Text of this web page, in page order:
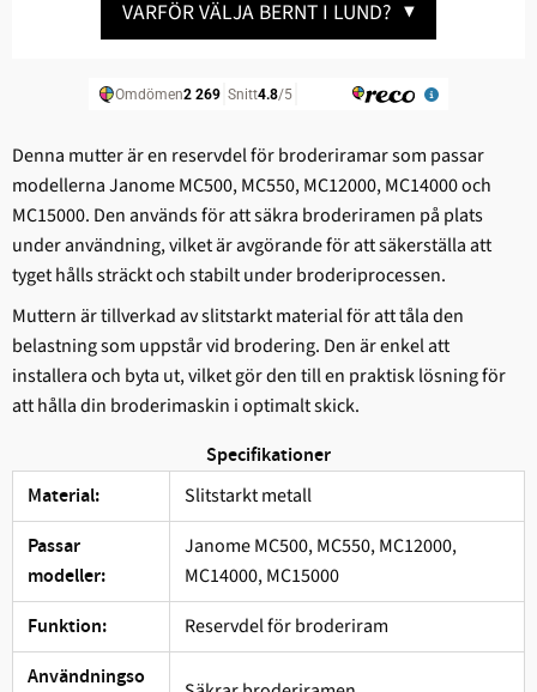
VARFÖR VÄLJA BERNT I LUND? ▼
Denna mutter är en reservdel för broderiramar som passar
modellerna Janome MC500, MC550, MC12000, MC14000 och
MC15000. Den används för att säkra broderiramen på plats
under användning, vilket är avgörande för att säkerställa att
tyget hålls sträckt och stabilt under broderiprocessen.
Muttern är tillverkad av slitstarkt material för att tåla den
belastning som uppstår vid brodering. Den är enkel att
installera och byta ut, vilket gör den till en praktisk lösning för
att hålla din broderimaskin i optimalt skick.
Specifikationer
Material:
Slitstarkt metall
Passar
modeller:
Janome MC500, MC550, MC12000,
MC14000, MC15000
Funktion: Reservdel för broderiram
Användningso